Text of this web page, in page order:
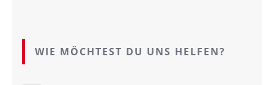
WIE MÖCHTEST DU UNS HELFEN?